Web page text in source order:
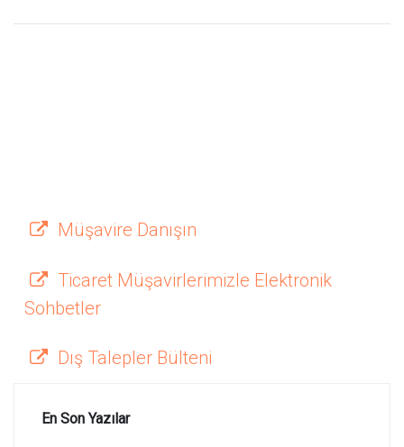
Müşavire Danışın
Ticaret Müşavirlerimizle Elektronik
Sohbetler
Dış Talepler Bülteni
En Son Yazılar